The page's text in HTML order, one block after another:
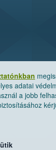
adatai
a jobb